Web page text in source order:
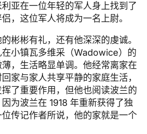
亚在一位年轻的军人身上找到了
，这位军人将成为一名上尉。
彬彬有礼，还有他深深的虔诚。
小镇瓦多维采（Wadowice）的
，生活略显单调。他经常离家在
家与家人共享平静的家庭生活，
了重要作用，但他也阅读波兰的
为波兰在 1918 年重新获得了独
传记作者所说，他的家就是一个